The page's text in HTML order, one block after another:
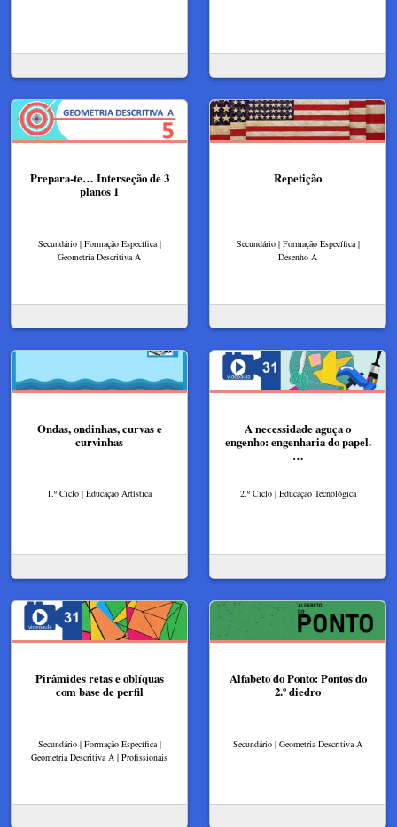
Prepara-te… Interseção de 3
planos 1
Secundário | Formação Específica |
Geometria Descritiva A
Repetição
Secundário | Formação Específica |
Desenho A
Ondas, ondinhas, curvas e
curvinhas
1.º Ciclo | Educação Artística
A necessidade aguça o
engenho: engenharia do papel.
…
2.º Ciclo | Educação Tecnológica
Pirâmides retas e oblíquas
com base de perfil
Secundário | Formação Específica |
Geometria Descritiva A | Profissionais
Alfabeto do Ponto: Pontos do
2.º diedro
Secundário | Geometria Descritiva A